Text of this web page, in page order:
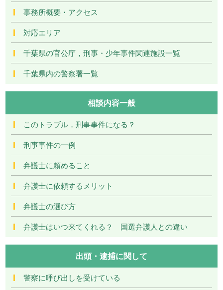
事務所概要・アクセス
対応エリア
千葉県の官公庁，刑事・少年事件関連施設一覧
千葉県内の警察署一覧
相談内容一般
このトラブル，刑事事件になる？
刑事事件の一例
弁護士に頼めること
弁護士に依頼するメリット
弁護士の選び方
弁護士はいつ来てくれる？ 国選弁護人との違い
出頭・逮捕に関して
警察に呼び出しを受けている